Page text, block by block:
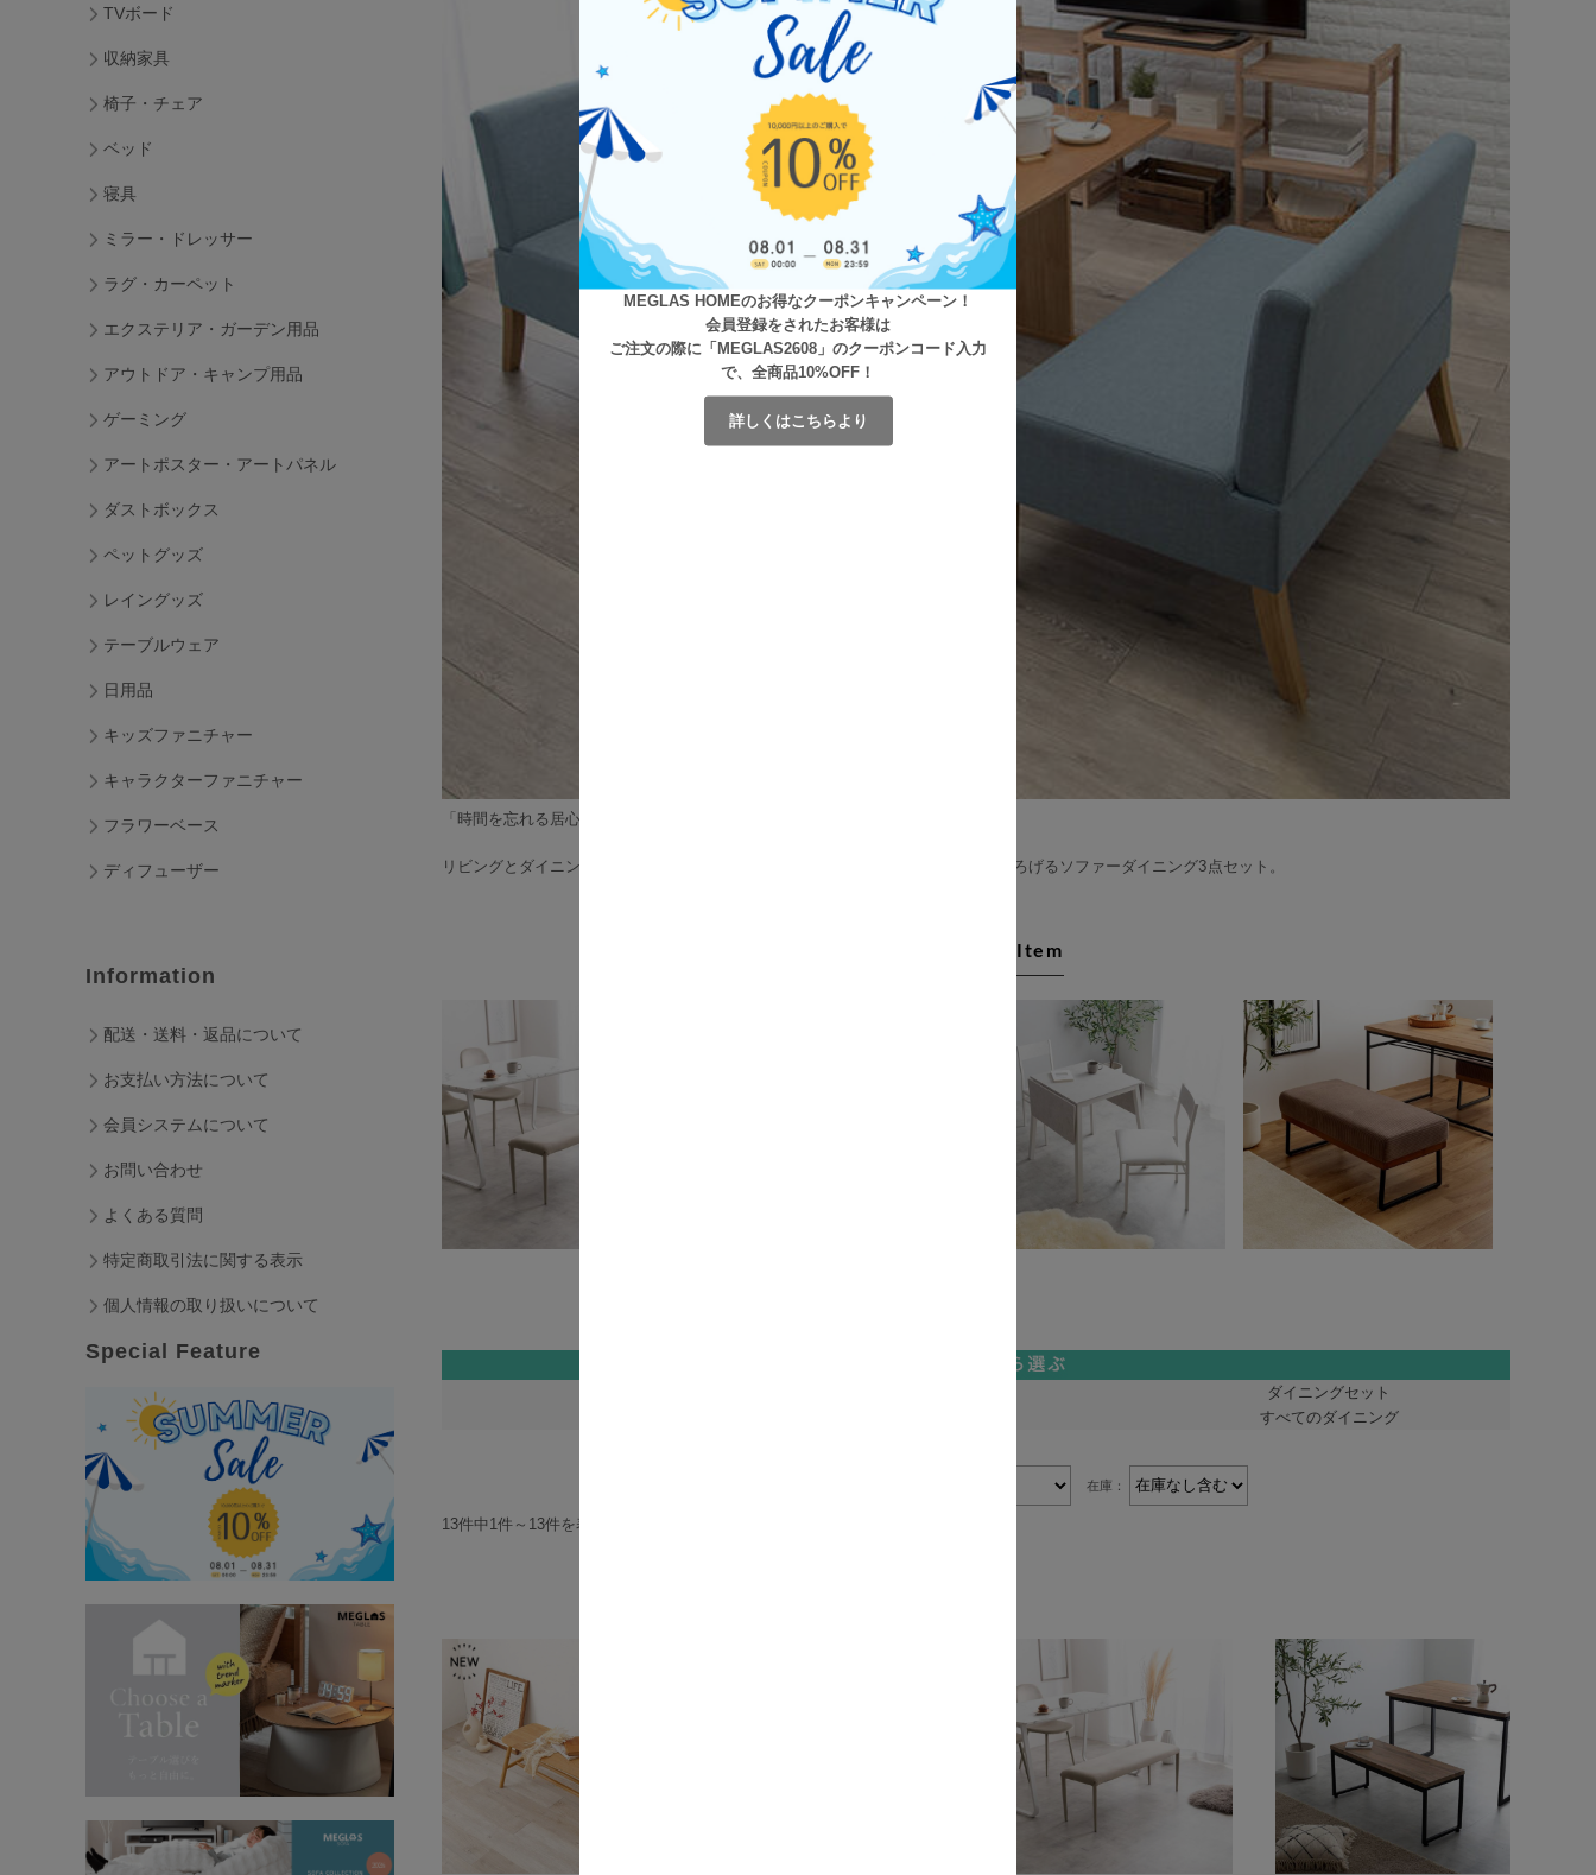
MEGLAS HOMEのお得なクーポンキャンペーン！
会員登録をされたお客様は
ご注文の際に「MEGLAS2608」のクーポンコード入力
で、全商品10%OFF！
詳しくはこちらより
「時間を忘れる居心地のよい場所」のために。
リビングとダイニング、両方の良いところを取り入れた広い座面でゆっくりとくつろげるソファーダイニング3点セット。
Recommend Item
ダイニングセット
すべてのダイニング
在庫：
13件中1件～13件を表示
TVボード
収納家具
椅子・チェア
ベッド
寝具
ミラー・ドレッサー
ラグ・カーペット
エクステリア・ガーデン用品
アウトドア・キャンプ用品
ゲーミング
アートポスター・アートパネル
ダストボックス
ペットグッズ
レイングッズ
テーブルウェア
日用品
キッズファニチャー
キャラクターファニチャー
フラワーベース
ディフューザー
Information
配送・送料・返品について
お支払い方法について
会員システムについて
お問い合わせ
よくある質問
特定商取引法に関する表示
個人情報の取り扱いについて
Special Feature